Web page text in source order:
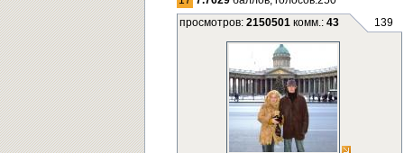
просмотров: 2150501комм.: 43 139